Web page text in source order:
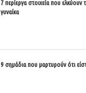
7 περίεργα στοιχεία που ελκύουν
γυναίκα
9 σημάδια που μαρτυρούν ότι